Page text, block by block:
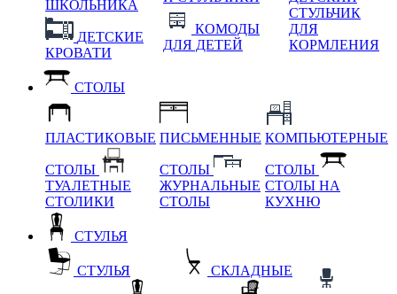
ШКОЛЬНИКА
ДЕТСКИЕ
КРОВАТИ
КОМОДЫ
ДЛЯ ДЕТЕЙ
СТУЛЬЧИК
ДЛЯ
КОРМЛЕНИЯ
СТОЛЫ
ПЛАСТИКОВЫЕ
СТОЛЫ
ТУАЛЕТНЫЕ
СТОЛИКИ
ПИСЬМЕННЫЕ
СТОЛЫ
ЖУРНАЛЬНЫЕ
СТОЛЫ
КОМПЬЮТЕРНЫЕ
СТОЛЫ
СТОЛЫ НА
КУХНЮ
СТУЛЬЯ
СТУЛЬЯ СКЛАДНЫЕ